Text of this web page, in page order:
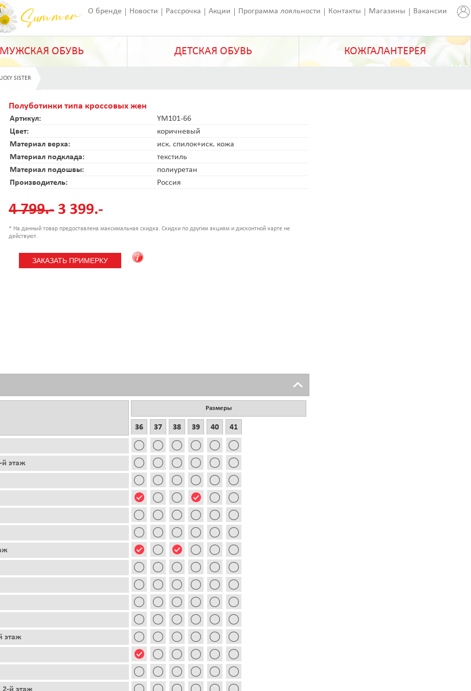
О бренде Новости Рассрочка Акции Программа лояльности Контакты Магазины Вакансии
МУЖСКАЯ ОБУВЬ ДЕТСКАЯ ОБУВЬ КОЖГАЛАНТЕРЕЯ
SISTER
Полуботинки типа кроссовых жен
Артикул:
YM101-66
Цвет:
коричневый
Материал верха:
иск. спилок+иск. кожа
Материал подклада:
текстиль
Материал подошвы:
полиуретан
Производитель:
Россия
4 799.- 3 399.-
* На данный товар предоставлена максимальная скидка. Скидки по другим акциям и дисконтной карте не
действуют.
этаж
этаж
Размеры
36 37 38 39 40 41